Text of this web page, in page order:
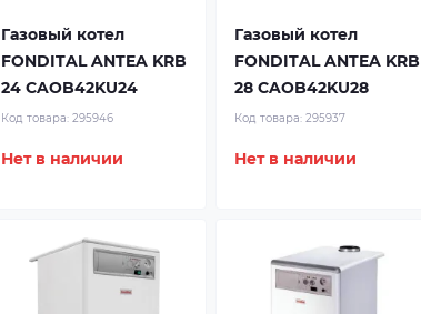
Газовый котел
FONDITAL ANTEA KRB
24 CAOB42KU24
Код товара: 295946
Нет в наличии
Газовый котел
FONDITAL ANTEA KRB
28 CAOB42KU28
Код товара: 295937
Нет в наличии